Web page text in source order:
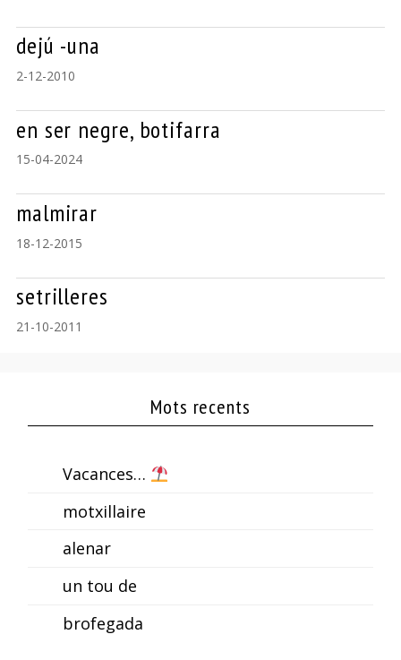
dejú -una
2-12-2010
en ser negre, botifarra
15-04-2024
malmirar
18-12-2015
setrilleres
21-10-2011
Mots recents
Vacances…
motxillaire
alenar
un tou de
brofegada